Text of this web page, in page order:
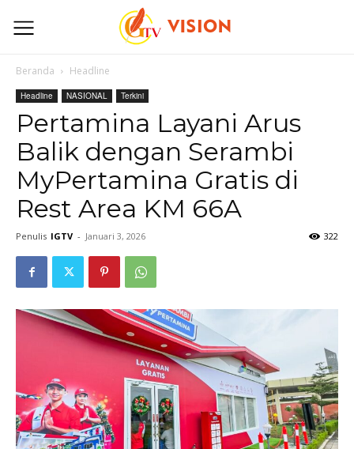
Beranda Headline
Headline NASIONAL Terkini
Pertamina Layani Arus
Balik dengan Serambi
MyPertamina Gratis di
Rest Area KM 66A
Penulis IGTV - Januari 3, 2026 322